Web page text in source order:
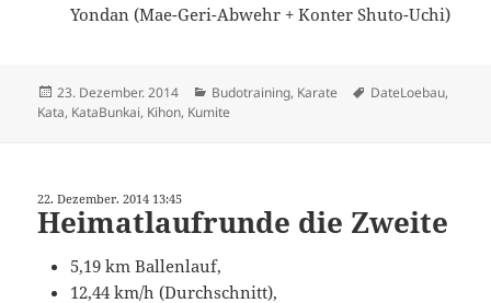
Yondan (Mae-Geri-Abwehr + Konter Shuto-Uchi)
Veröffentlicht
am
23. Dezember. 2014 Kategorien
Budotraining, Karate Schlagwörter
DateLoebau,
Kata, KataBunkai, Kihon, Kumite
22. Dezember. 2014 13:45
Heimatlaufrunde die Zweite
5,19 km Ballenlauf,
12,44 km/h (Durchschnitt),